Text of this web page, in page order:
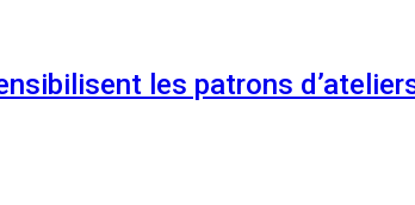
les patrons